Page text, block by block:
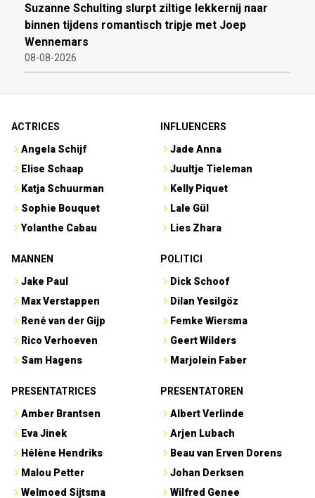
Suzanne Schulting slurpt ziltige lekkernij naar
binnen tijdens romantisch tripje met Joep
Wennemars
08-08-2026
ACTRICES
Angela Schijf
Elise Schaap
Katja Schuurman
Sophie Bouquet
Yolanthe Cabau
INFLUENCERS
Jade Anna
Juultje Tieleman
Kelly Piquet
Lale Gül
Lies Zhara
MANNEN
Jake Paul
Max Verstappen
René van der Gijp
Rico Verhoeven
Sam Hagens
POLITICI
Dick Schoof
Dilan Yesilgöz
Femke Wiersma
Geert Wilders
Marjolein Faber
PRESENTATRICES
Amber Brantsen
Eva Jinek
Hélène Hendriks
Malou Petter
Welmoed Sijtsma
PRESENTATOREN
Albert Verlinde
Arjen Lubach
Beau van Erven Dorens
Johan Derksen
Wilfred Genee